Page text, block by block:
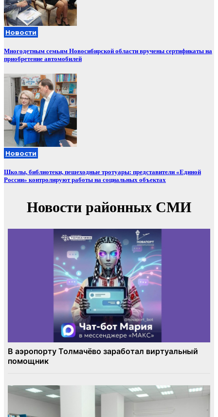
Новости
Многодетным семьям Новосибирской области вручены сертификаты на
приобретение автомобилей
Новости
Школы, библиотеки, пешеходные тротуары: представители «Единой
России» контролируют работы на социальных объектах